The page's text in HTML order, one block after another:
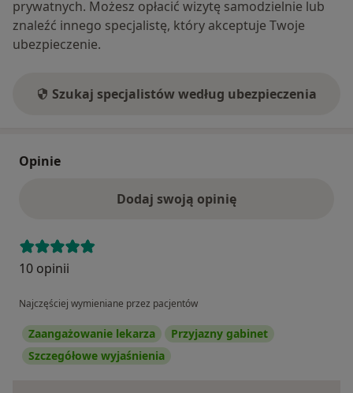
prywatnych. Możesz opłacić wizytę samodzielnie lub
znaleźć innego specjalistę, który akceptuje Twoje
ubezpieczenie.
Szukaj specjalistów według ubezpieczenia
Opinie
Dodaj swoją opinię
10 opinii
Najczęściej wymieniane przez pacjentów
Zaangażowanie lekarza
Przyjazny gabinet
Szczegółowe wyjaśnienia